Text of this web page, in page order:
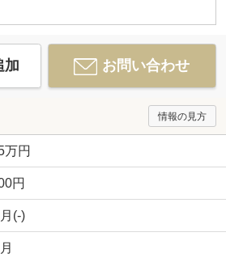
加 お問い合わせ
情報の見方
万円
円
(-)